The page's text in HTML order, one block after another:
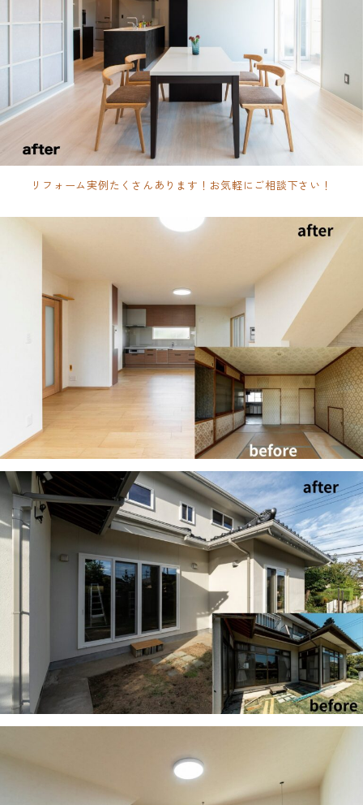
リフォーム実例たくさんあります！お気軽にご相談下さい！